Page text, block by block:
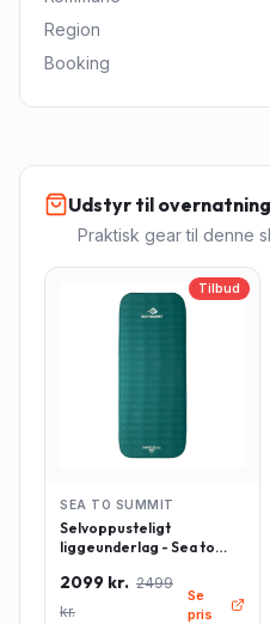
Region
Booking
Udstyr til
Praktisk gear til denne
Tilbud
SEA TO SUMMIT
Selvoppusteligt
liggeunderlag - Sea to
Rektangulær - Large -
Grøn
2099 kr. 2499
kr.
Se
pris